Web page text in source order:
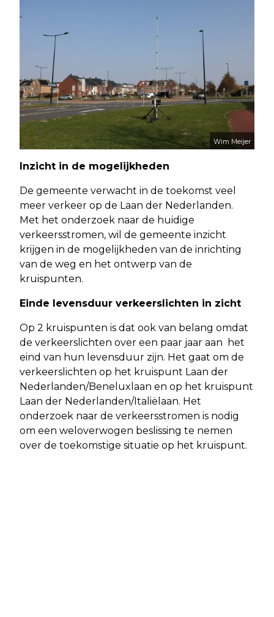
Wim Meijer
Inzicht in de mogelijkheden
De gemeente verwacht in de toekomst veel
meer verkeer op de Laan der Nederlanden.
Met het onderzoek naar de huidige
verkeersstromen, wil de gemeente inzicht
krijgen in de mogelijkheden van de inrichting
van de weg en het ontwerp van de
kruispunten.
Einde levensduur verkeerslichten in zicht
Op 2 kruispunten is dat ook van belang omdat
de verkeerslichten over een paar jaar aan het
eind van hun levensduur zijn. Het gaat om de
verkeerslichten op het kruispunt Laan der
Nederlanden/Beneluxlaan en op het kruispunt
Laan der Nederlanden/Italiëlaan. Het
onderzoek naar de verkeersstromen is nodig
om een weloverwogen beslissing te nemen
over de toekomstige situatie op het kruispunt.